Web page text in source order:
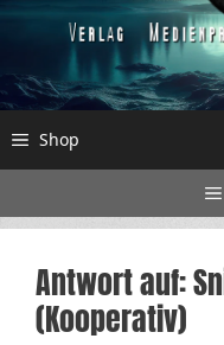
Shop
Antwort auf:
(Kooperativ)